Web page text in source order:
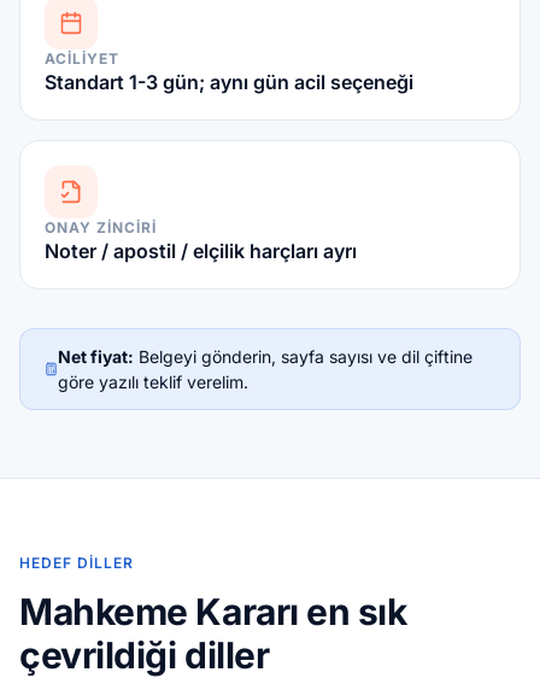
ACILIYET
Standart 1-3 gün; aynı gün acil seçeneği
ONAY ZINCIRI
Noter / apostil / elçilik harçları ayrı
Net fiyat: Belgeyi gönderin, sayfa sayısı ve dil çiftine
göre yazılı teklif verelim.
HEDEF DILLER
Mahkeme Kararı en sık
çevrildiği diller